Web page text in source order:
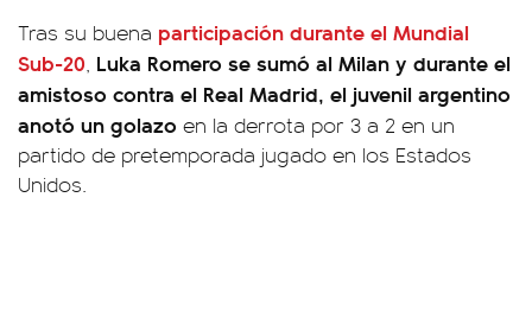
Tras su buena participación durante el Mundial
Sub-20, Luka Romero se sumó al Milan y durante el
amistoso contra el Real Madrid, el juvenil argentino
anotó un golazo en la derrota por 3 a 2 en un
partido de pretemporada jugado en los Estados
Unidos.